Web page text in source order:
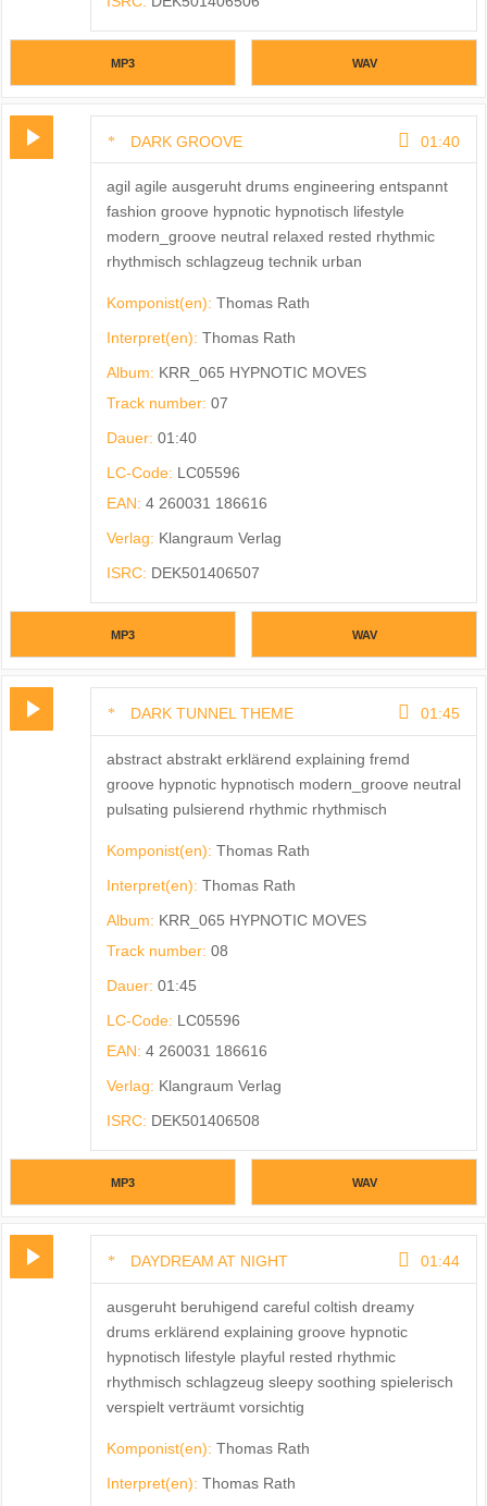
MP3 WAV
DARK GROOVE 01:40
agil agile ausgeruht drums engineering entspannt
fashion groove hypnotic hypnotisch lifestyle
modern_groove neutral relaxed rested rhythmic
rhythmisch schlagzeug technik urban
Komponist(en): Thomas Rath
Interpret(en): Thomas Rath
Album: KRR_065 HYPNOTIC MOVES
Track number: 07
Dauer: 01:40
LC-Code: LC05596
EAN: 4 260031 186616
Verlag: Klangraum Verlag
ISRC: DEK501406507
MP3 WAV
DARK TUNNEL THEME 01:45
abstract abstrakt erklärend explaining fremd
groove hypnotic hypnotisch modern_groove neutral
pulsating pulsierend rhythmic rhythmisch
Komponist(en): Thomas Rath
Interpret(en): Thomas Rath
Album: KRR_065 HYPNOTIC MOVES
Track number: 08
Dauer: 01:45
LC-Code: LC05596
EAN: 4 260031 186616
Verlag: Klangraum Verlag
ISRC: DEK501406508
MP3 WAV
DAYDREAM AT NIGHT 01:44
ausgeruht beruhigend careful coltish dreamy
drums erklärend explaining groove hypnotic
hypnotisch lifestyle playful rested rhythmic
rhythmisch schlagzeug sleepy soothing spielerisch
verspielt verträumt vorsichtig
Komponist(en): Thomas Rath
Interpret(en): Thomas Rath